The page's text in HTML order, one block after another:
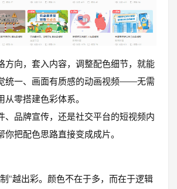
方向，套入内容，调整配色细节，就能
统一、画面有质感的动画视频——无需
零搭建色彩体系。
、品牌宣传，还是社交平台的短视频内
把配色思路直接变成成片。
"越出彩。颜色不在于多，而在于逻辑